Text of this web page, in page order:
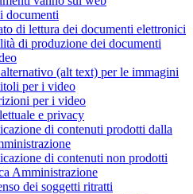
documenti
di lettura dei documenti elettronici
di produzione dei documenti
(alt text) per le immagini
per i video
per i video
e privacy
di contenuti prodotti dalla
di contenuti non prodotti
Amministrazione
dei soggetti ritratti